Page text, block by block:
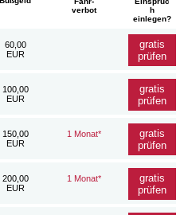
verbot
h
einlegen?
60,00
EUR
gratis
prüfen
100,00
EUR
gratis
prüfen
150,00
EUR
1 Monat*
gratis
prüfen
200,00
EUR
1 Monat*
gratis
prüfen